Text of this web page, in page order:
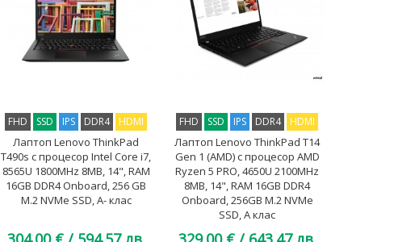
FHD SSD IPS DDR4 HDMI
Лаптоп Lenovo ThinkPad
T490s с процесор Intel Core i7,
8565U 1800MHz 8MB, 14", RAM
16GB DDR4 Onboard, 256 GB
M.2 NVMe SSD, A- клас
FHD SSD IPS DDR4 HDMI
Лаптоп Lenovo ThinkPad T14
Gen 1 (AMD) с процесор AMD
Ryzen 5 PRO, 4650U 2100MHz
8MB, 14", RAM 16GB DDR4
Onboard, 256GB M.2 NVMe
SSD, A клас